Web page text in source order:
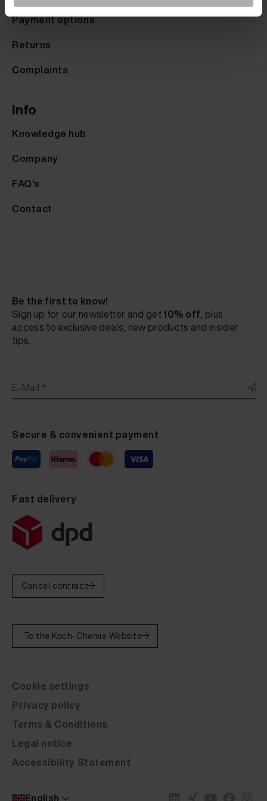
Payment options
Returns
Complaints
Info
Knowledge hub
Company
FAQ's
Contact
Be the first to know!
Sign up for our newsletter and get10% off, plus
access to exclusive deals, new products and insider
tips.
E-Mail *
Secure & convenient payment
Fast delivery
Cancel contract
To the Koch-Chemie Website
Cookie settings
Privacy policy
Terms & Conditions
Legal notice
Accessibility Statement